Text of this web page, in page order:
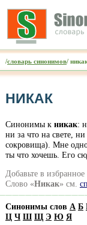
/словарь синонимов/
НИКАК
Синонимы к никак:
ни за что на свете,
сокровища). Мне
ты что хочешь. Его
Добавьте в
Слово «Никак» см.
Синонимы слов А Б
Ц Ч Ш Щ Э Ю Я